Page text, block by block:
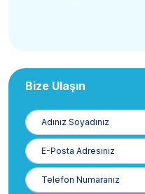
Bize Ulaşın
Adınız
Soyadınız
E-
Posta
Telefon
Numaranız